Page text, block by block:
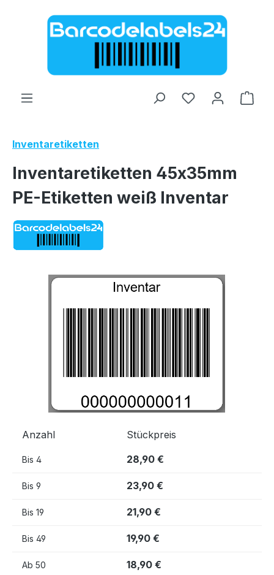
Zum Hauptinhalt springen
Inventaretiketten
Inventaretiketten 45x35mm
PE-Etiketten weiß Inventar
Bildergalerie überspringen
Anzahl Stückpreis
Bis 4 28,90 €
Bis 9 23,90 €
Bis 19 21,90 €
Bis 49 19,90 €
Ab 50 18,90 €